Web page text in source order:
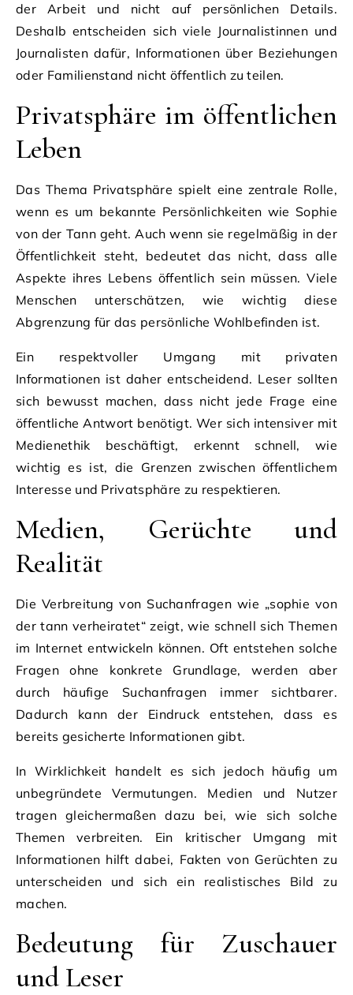
der Arbeit und nicht auf persönlichen Details.
Deshalb entscheiden sich viele Journalistinnen und
Journalisten dafür, Informationen über Beziehungen
oder Familienstand nicht öffentlich zu teilen.
Privatsphäre im öffentlichen
Leben
Das Thema Privatsphäre spielt eine zentrale Rolle,
wenn es um bekannte Persönlichkeiten wie Sophie
von der Tann geht. Auch wenn sie regelmäßig in der
Öffentlichkeit steht, bedeutet das nicht, dass alle
Aspekte ihres Lebens öffentlich sein müssen. Viele
Menschen unterschätzen, wie wichtig diese
Abgrenzung für das persönliche Wohlbefinden ist.
Ein respektvoller Umgang mit privaten
Informationen ist daher entscheidend. Leser sollten
sich bewusst machen, dass nicht jede Frage eine
öffentliche Antwort benötigt. Wer sich intensiver mit
Medienethik beschäftigt, erkennt schnell, wie
wichtig es ist, die Grenzen zwischen öffentlichem
Interesse und Privatsphäre zu respektieren.
Medien, Gerüchte und
Realität
Die Verbreitung von Suchanfragen wie „sophie von
der tann verheiratet“ zeigt, wie schnell sich Themen
im Internet entwickeln können. Oft entstehen solche
Fragen ohne konkrete Grundlage, werden aber
durch häufige Suchanfragen immer sichtbarer.
Dadurch kann der Eindruck entstehen, dass es
bereits gesicherte Informationen gibt.
In Wirklichkeit handelt es sich jedoch häufig um
unbegründete Vermutungen. Medien und Nutzer
tragen gleichermaßen dazu bei, wie sich solche
Themen verbreiten. Ein kritischer Umgang mit
Informationen hilft dabei, Fakten von Gerüchten zu
unterscheiden und sich ein realistisches Bild zu
machen.
Bedeutung für Zuschauer
und Leser